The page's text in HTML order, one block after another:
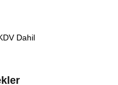
Dahil